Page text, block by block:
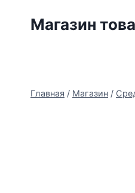
Магазин
Главная / Магазин /